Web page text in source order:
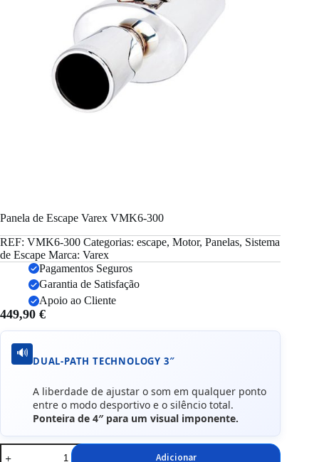
Panela de Escape Varex VMK6-300
REF: VMK6-300 Categorias: escape, Motor, Panelas, Sistema
de Escape Marca: Varex
Pagamentos Seguros
Garantia de Satisfação
Apoio ao Cliente
449,90 €
🔊
DUAL-PATH TECHNOLOGY 3″
A liberdade de ajustar o som em qualquer ponto
entre o modo desportivo e o silêncio total.
Ponteira de 4″ para um visual imponente.
Quantidade
Adicionar